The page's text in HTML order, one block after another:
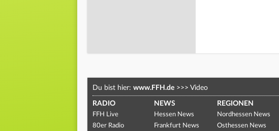
Du bist hier: www.FFH.de >>> Video
RADIO
FFH Live
80er Radio
NEWS
Hessen News
Frankfurt News
REGIONEN
Nordhessen News
Osthessen News